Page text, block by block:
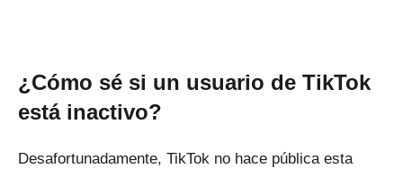
¿Cómo sé si un usuario de TikTok
está inactivo?
Desafortunadamente, TikTok no hace pública esta